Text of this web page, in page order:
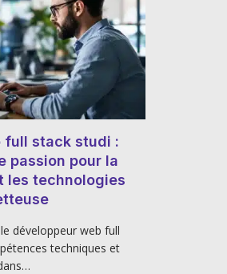
full stack studi :
passion pour la
les technologies
développeur web full
techniques et